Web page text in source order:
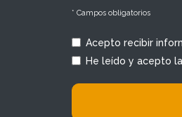
* Campos obligatorios
Acepto recibir
He leído y acepto la